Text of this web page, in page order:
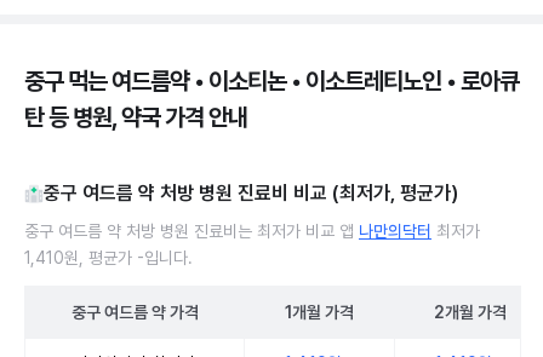
중구 먹는 여드름약 • 이소티논 • 이소트레티노인 • 로아큐
탄 등 병원, 약국 가격 안내
중구 여드름 약 처방 병원 진료비 비교 (최저가, 평균가)
중구 여드름 약 처방 병원 진료비는 최저가 비교 앱 나만의닥터 최저가
1,410원, 평균가 -입니다.
중구 여드름 약가격 1개월 가격 2개월 가격